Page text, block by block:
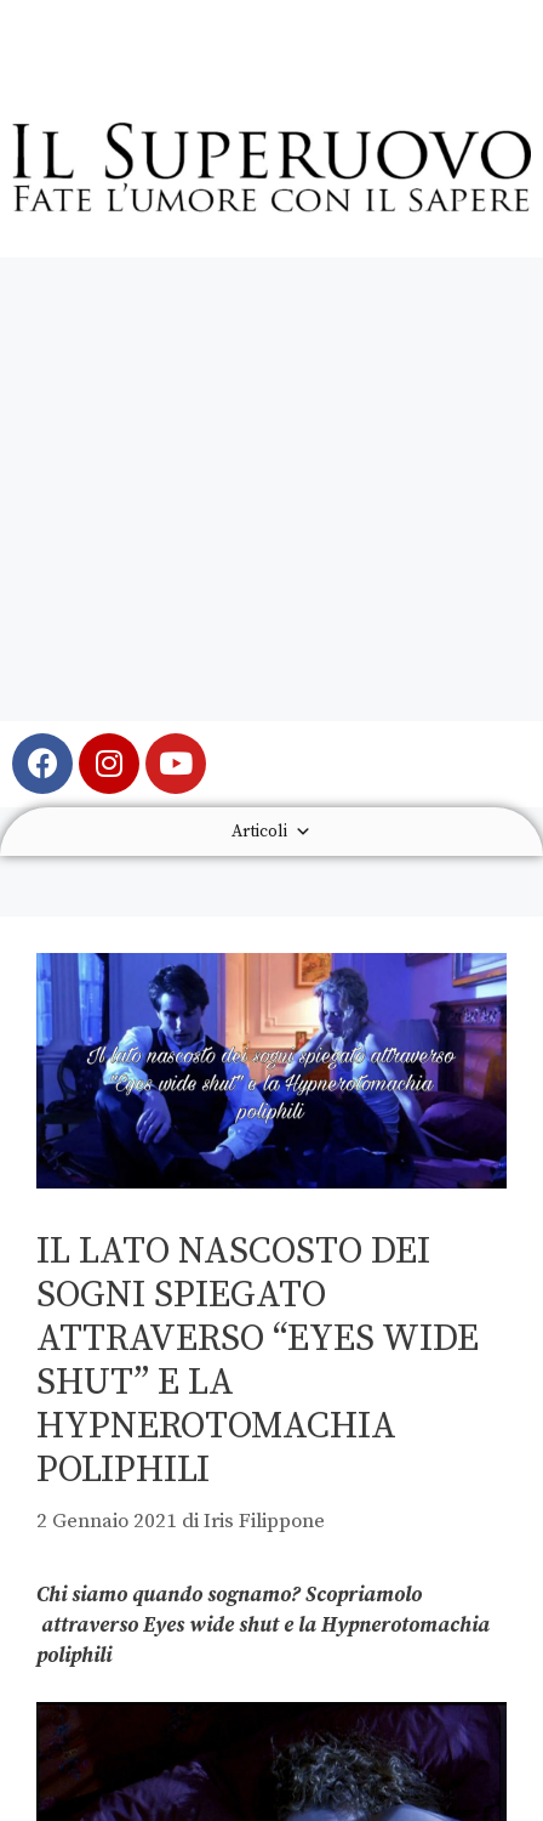
Articoli
IL LATO NASCOSTO DEI
SOGNI SPIEGATO
ATTRAVERSO “EYES WIDE
SHUT” E LA
HYPNEROTOMACHIA
POLIPHILI
2 Gennaio 2021 diIris Filippone
Chi siamo quando sognamo? Scopriamolo
attraverso Eyes wide shut e la Hypnerotomachia
poliphili